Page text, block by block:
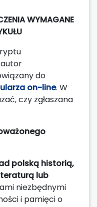
WYMAGANE
do
on-line. W
czy zgłaszana
polską historią,
lub
niezbędnymi
i pamięci o